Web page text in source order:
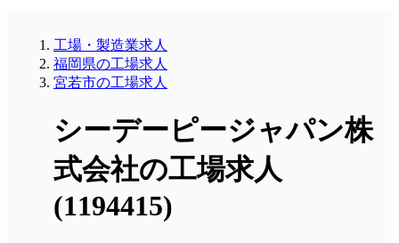
工場・製造業求人
福岡県の工場求人
宮若市の工場求人
シーデーピージャパン株
式会社の工場求人
(1194415)